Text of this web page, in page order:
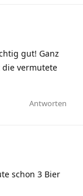
gut! Ganz
die vermutete
Antworten
schon 3 Bier